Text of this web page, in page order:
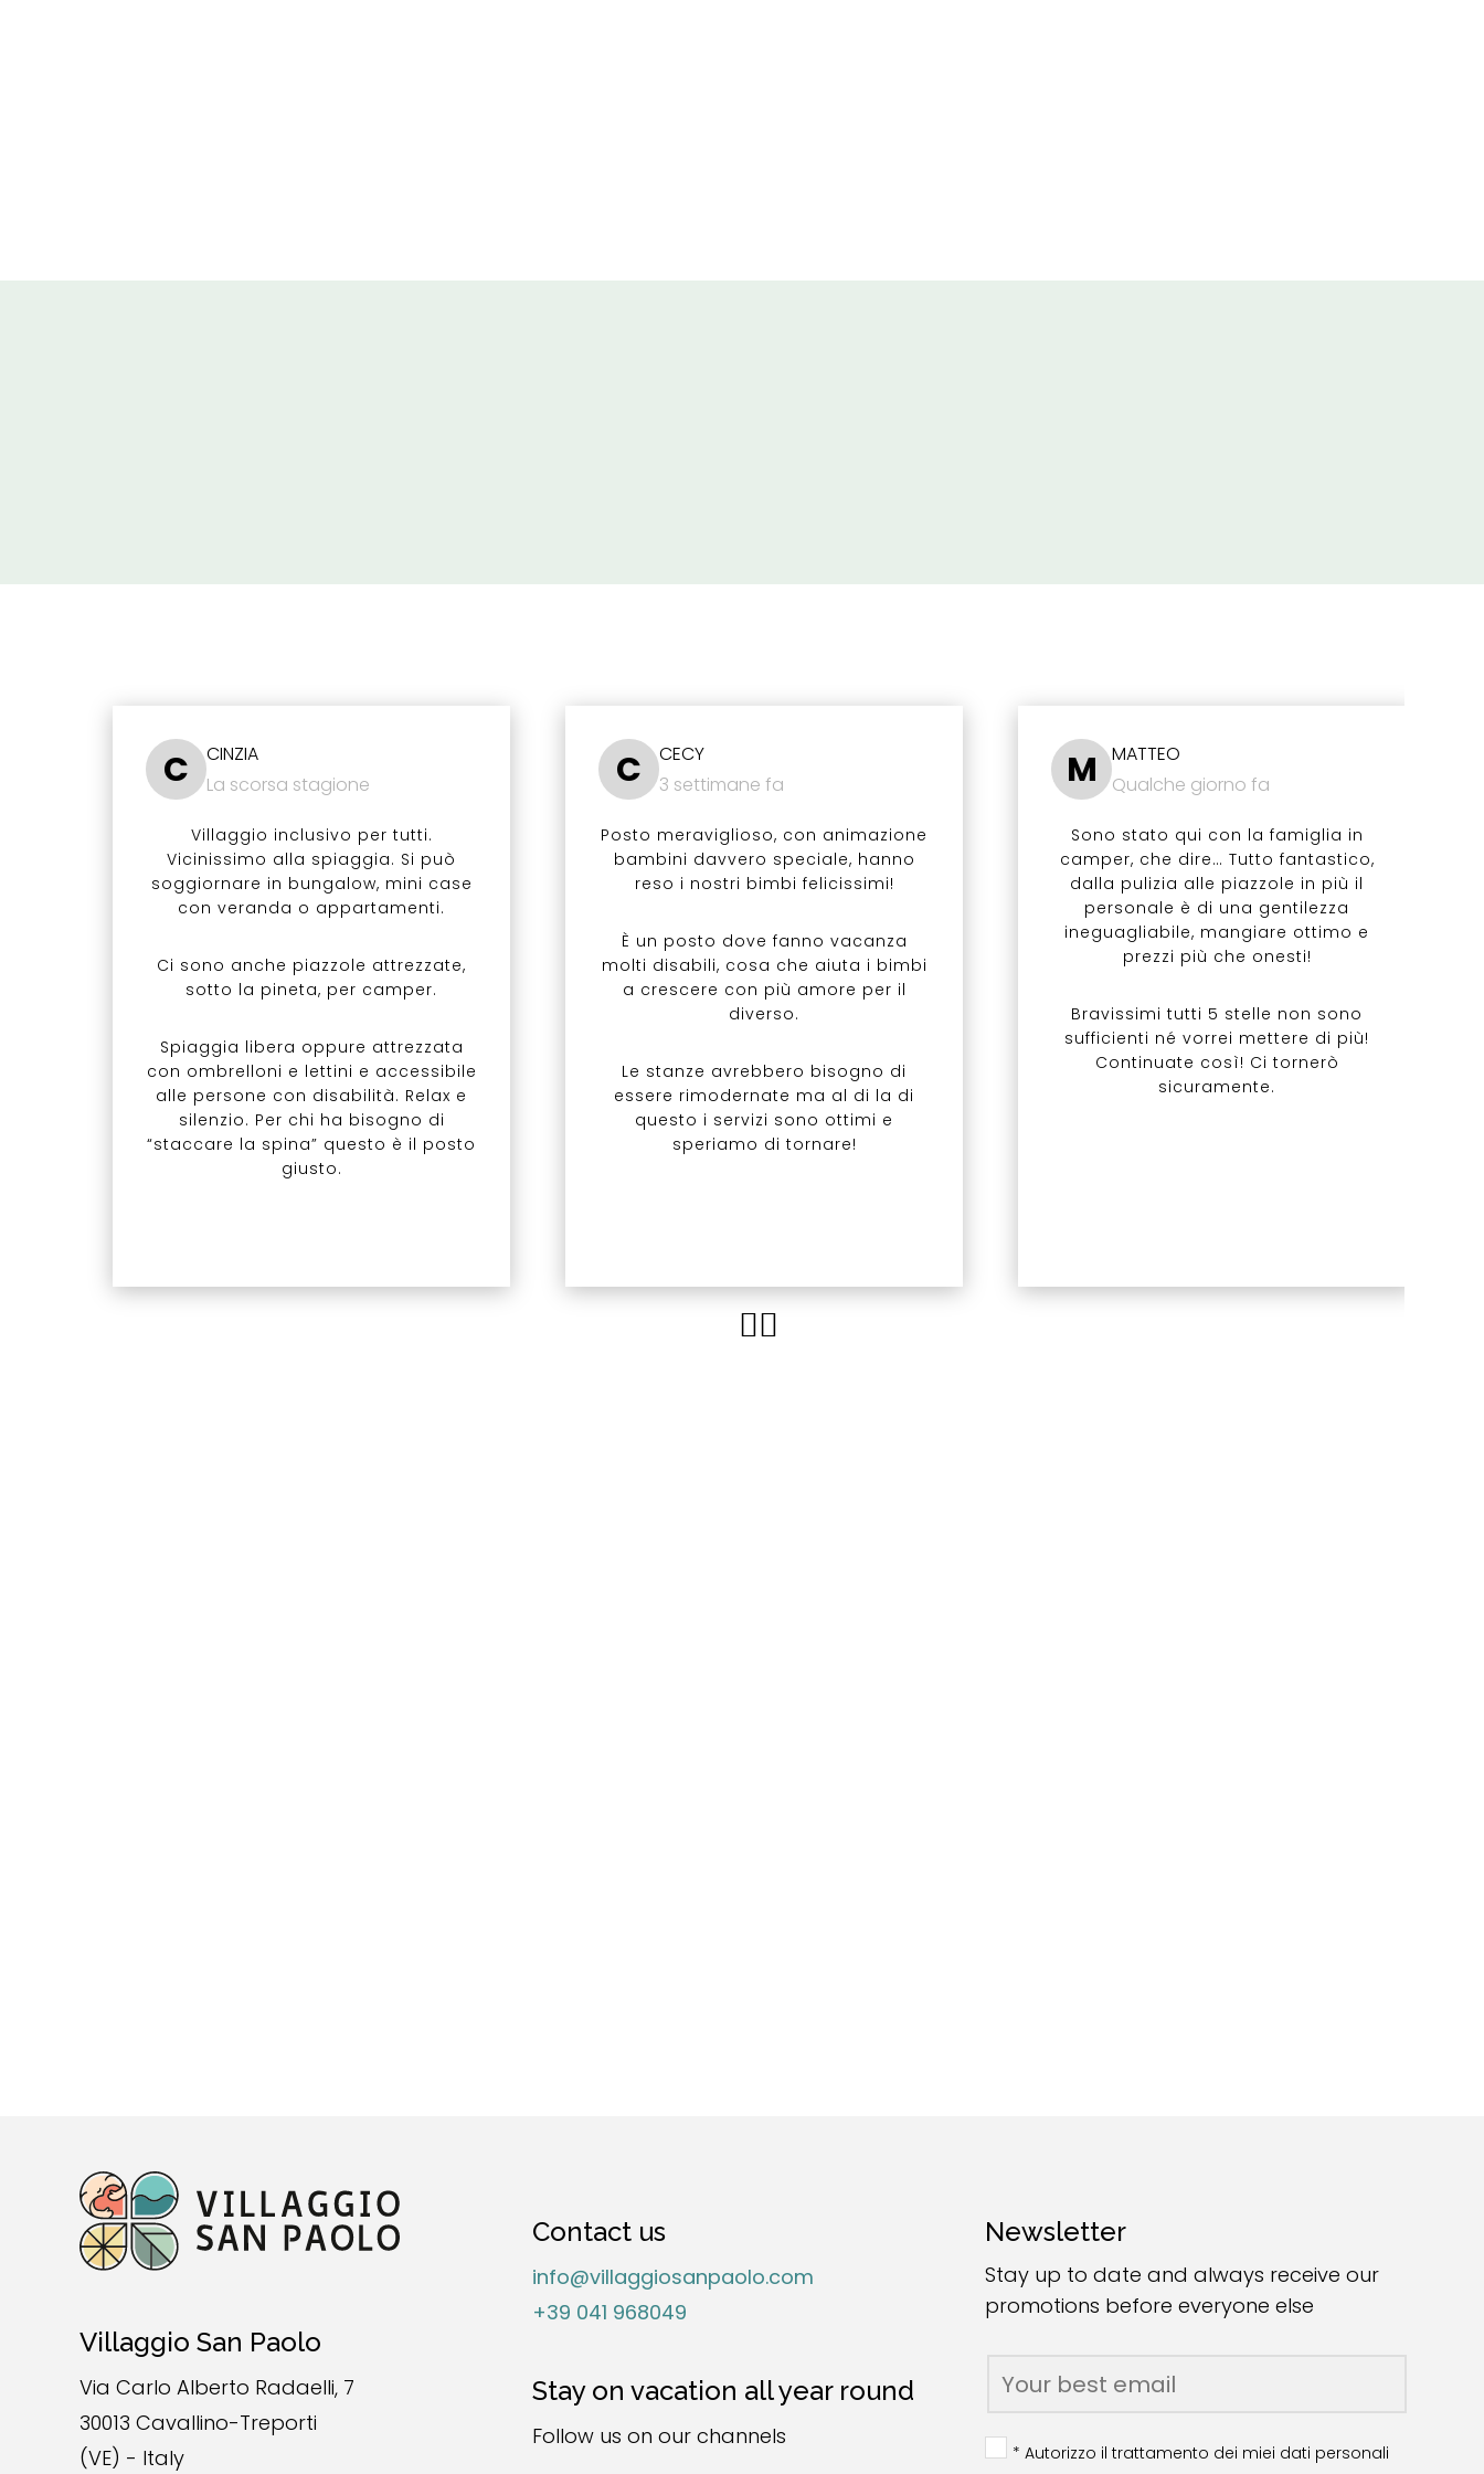
C
CINZIA
La scorsa stagione
Villaggio inclusivo per tutti.
Vicinissimo alla spiaggia. Si può
soggiornare in bungalow, mini case
con veranda o appartamenti.
Ci sono anche piazzole attrezzate,
sotto la pineta, per camper.
Spiaggia libera oppure attrezzata
con ombrelloni e lettini e accessibile
alle persone con disabilità. Relax e
silenzio. Per chi ha bisogno di
“staccare la spina” questo è il posto
giusto.
C
CECY
3 settimane fa
Posto meraviglioso, con animazione
bambini davvero speciale, hanno
reso i nostri bimbi felicissimi!
È un posto dove fanno vacanza
molti disabili, cosa che aiuta i bimbi
a crescere con più amore per il
diverso.
Le stanze avrebbero bisogno di
essere rimodernate ma al di la di
questo i servizi sono ottimi e
speriamo di tornare!
M
MATTEO
Qualche giorno fa
Sono stato qui con la famiglia in
camper, che dire… Tutto fantastico,
dalla pulizia alle piazzole in più il
personale è di una gentilezza
ineguagliabile, mangiare ottimo e
prezzi più che onesti!
Bravissimi tutti 5 stelle non sono
sufficienti né vorrei mettere di più!
Continuate così! Ci tornerò
sicuramente.
Villaggio San Paolo
Via Carlo Alberto Radaelli, 7
30013 Cavallino-Treporti
(VE) - Italy
Contact us
info@villaggiosanpaolo.com
+39 041 968049
Stay on vacation all year round
Follow us on our channels
Newsletter
Stay up to date and always receive our
promotions before everyone else
* Autorizzo il trattamento dei miei dati personali